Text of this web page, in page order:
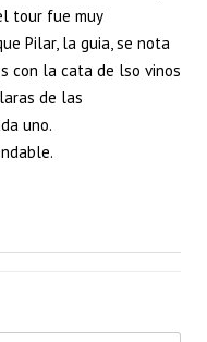
tour fue muy
Pilar, la guia, se nota
con la cata de lso vinos
de las
uno.